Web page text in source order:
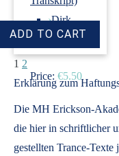
›Dirk
Revenstorf
Price: €5.50
1 2
Erklärung zum
Die MH Erickson-
die hier in schriftlicher
gestellten Trance-